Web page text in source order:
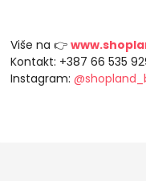
Više na 👉
Kontakt: +387 66 535
Instagram: